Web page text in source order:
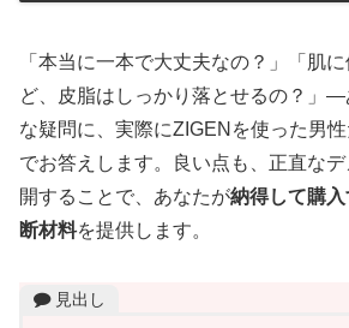
「本当に一本で大丈夫なの？」「肌
ど、皮脂はしっかり落とせるの？」
な疑問に、実際にZIGENを使った男
でお答えします。良い点も、正直な
開することで、あなたが納得して購
断材料を提供します。
見出し